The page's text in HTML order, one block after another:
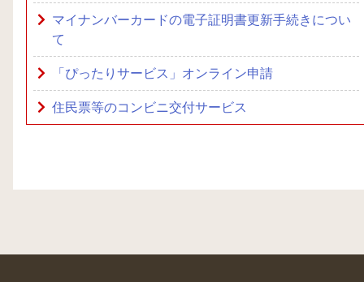
マイナンバーカードの電子証明書更新手続きについ
て
「ぴったりサービス」オンライン申請
住民票等のコンビニ交付サービス